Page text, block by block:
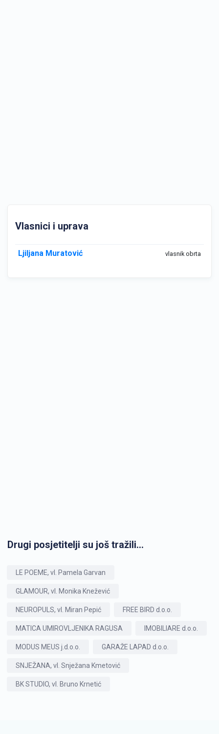
Vlasnici i uprava
Ljiljana Muratović vlasnik obrta
Drugi posjetitelji su još tražili...
LE POEME, vl. Pamela Garvan
GLAMOUR, vl. Monika Knežević
NEUROPULS, vl. Miran Pepić FREE BIRD d.o.o.
MATICA UMIROVLJENIKA RAGUSA IMOBILIARE d.o.o.
MODUS MEUS j.d.o.o. GARAŽE LAPAD d.o.o.
SNJEŽANA, vl. Snježana Kmetović
BK STUDIO, vl. Bruno Krnetić